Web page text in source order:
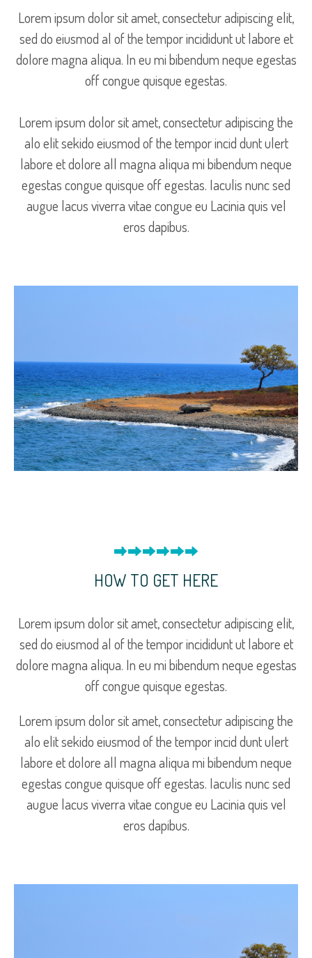
Lorem ipsum dolor sit amet, consectetur adipiscing elit,
sed do eiusmod al of the tempor incididunt ut labore et
dolore magna aliqua. In eu mi bibendum neque egestas
off congue quisque egestas.
Lorem ipsum dolor sit amet, consectetur adipiscing the
alo elit sekido eiusmod of the tempor incid dunt ulert
labore et dolore all magna aliqua mi bibendum neque
egestas congue quisque off egestas. Iaculis nunc sed
augue lacus viverra vitae congue eu Lacinia quis vel
eros dapibus.
HOW TO GET HERE
Lorem ipsum dolor sit amet, consectetur adipiscing elit,
sed do eiusmod al of the tempor incididunt ut labore et
dolore magna aliqua. In eu mi bibendum neque egestas
off congue quisque egestas.
Lorem ipsum dolor sit amet, consectetur adipiscing the
alo elit sekido eiusmod of the tempor incid dunt ulert
labore et dolore all magna aliqua mi bibendum neque
egestas congue quisque off egestas. Iaculis nunc sed
augue lacus viverra vitae congue eu Lacinia quis vel
eros dapibus.